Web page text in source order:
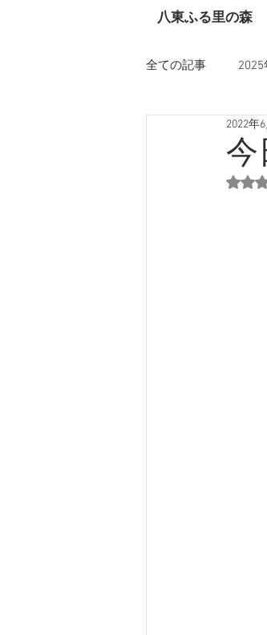
​八東ふる里の森
全ての記事 2025
今
2022年